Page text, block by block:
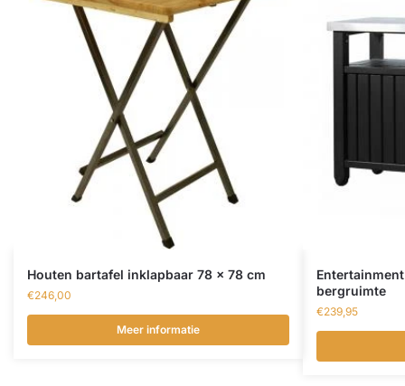
Houten bartafel inklapbaar 78 x 78 cm
€246,00
Meer informatie
bergruimte
€239,95